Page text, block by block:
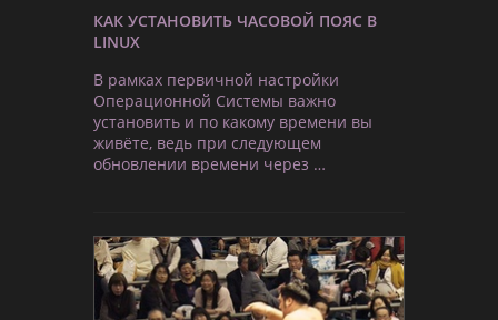
КАК УСТАНОВИТЬ ЧАСОВОЙ ПОЯС В
LINUX
В рамках первичной настройки
Операционной Системы важно
установить и по какому времени вы
живёте, ведь при следующем
обновлении времени через …